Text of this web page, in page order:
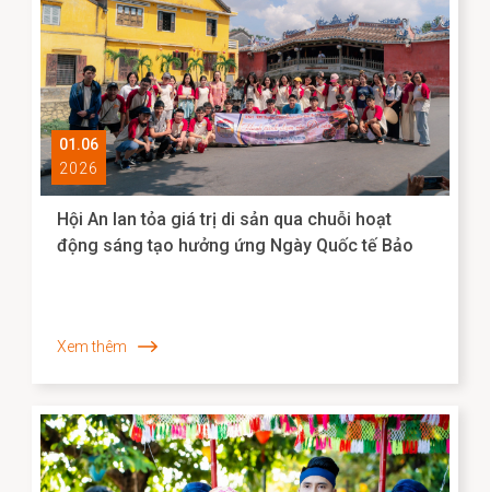
01.06
2026
Hội An lan tỏa giá trị di sản qua chuỗi hoạt
động sáng tạo hưởng ứng Ngày Quốc tế Bảo
Xem thêm